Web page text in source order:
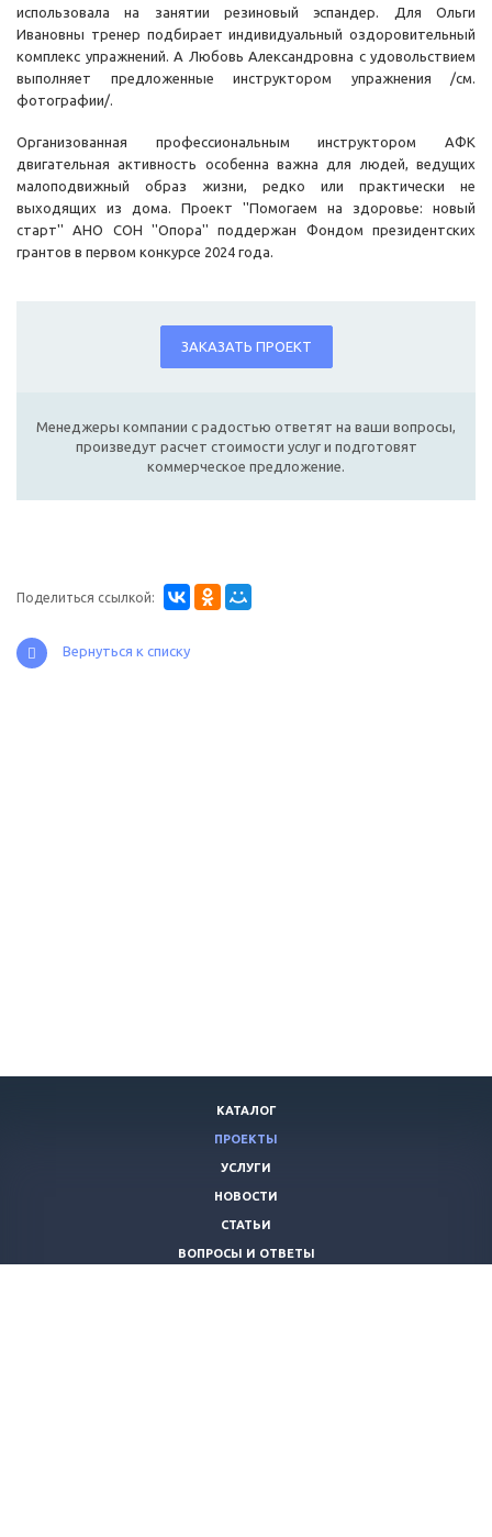
использовала на занятии резиновый эспандер. Для Ольги
Ивановны тренер подбирает индивидуальный оздоровительный
комплекс упражнений. А Любовь Александровна с удовольствием
выполняет предложенные инструктором упражнения /см.
фотографии/.
Организованная профессиональным инструктором АФК
двигательная активность особенна важна для людей, ведущих
малоподвижный образ жизни, редко или практически не
выходящих из дома. Проект ''Помогаем на здоровье: новый
старт'' АНО СОН ''Опора'' поддержан Фондом президентских
грантов в первом конкурсе 2024 года.
ЗАКАЗАТЬ ПРОЕКТ
Менеджеры компании с радостью ответят на ваши вопросы,
произведут расчет стоимости услуг и подготовят
коммерческое предложение.
Поделиться ссылкой:
Вернуться к списку
КАТАЛОГ
ПРОЕКТЫ
УСЛУГИ
НОВОСТИ
СТАТЬИ
ВОПРОСЫ И ОТВЕТЫ